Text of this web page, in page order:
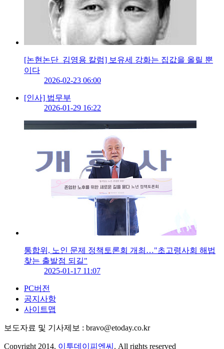
[논현논단_김영용 칼럼] 보유세 강화는 집값을 올릴 뿐
이다
2026-02-23 06:00
[인사] 법무부
2026-01-29 16:22
통합위, 노인 문제 정책토론회 개최…"초고령사회 해법
찾는 출발점 되길"
2025-01-17 11:07
PC버전
공지사항
사이트맵
보도자료 및 기사제보 : bravo@etoday.co.kr
Copyright 2014. 이투데이피엔씨 . All rights reserved